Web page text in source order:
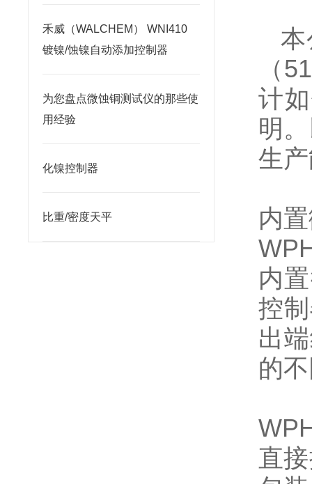
禾威（WALCHEM） WNI410
镀镍/蚀镍自动添加控制器
为您盘点微蚀铜测试仪的那些使
用经验
化镍控制器
比重/密度天平
本
（
计
明
生
内
内
控
出
的
直